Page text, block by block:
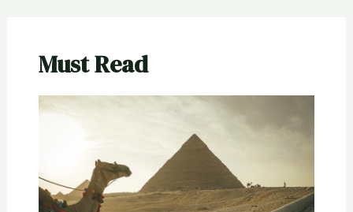
Must Read